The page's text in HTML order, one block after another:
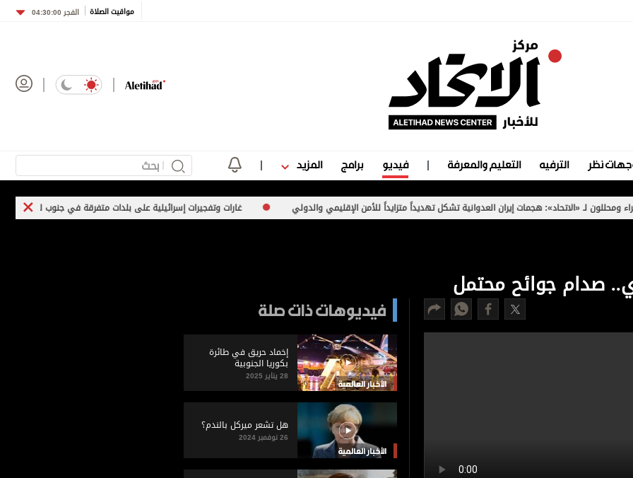
مواقيت الصلاة الفجر 04:30:00
نظر الترفيه التعليم والمعرفة فيديو برامج المزيد
لـ «الاتحاد»: هجمات إيران العدوانية تشكل تهديداً متزايداً للأمن الإقليمي والدولي غارات وتفجيرات إسرائيلية على بلدات متفرقة في جنوب لبنان
صدام جوائح محتمل
فيديوهات ذات صلة
الأخبار العالمية
إخماد حريق في طائرة
بكوريا الجنوبية
28 يناير 2025
الأخبار العالمية
هل تشعر ميركل بالندم؟
26 نوفمبر 2024